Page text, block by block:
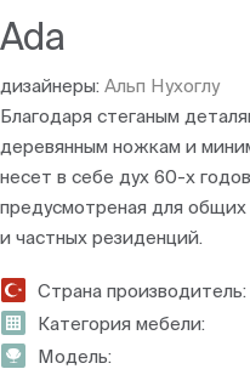
Ada
дизайнеры: Альп Нухоглу
Благодаря стеганым
деревянным ножкам и
несет в себе дух 60-х
предусмотреная для общих
и частных резиденций.
Страна производитель:
Категория мебели:
Модель: